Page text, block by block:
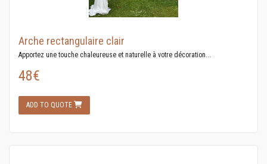
Arche rectangulaire clair
Apportez une touche chaleureuse et naturelle à votre décoration...
48€
ADD TO QUOTE